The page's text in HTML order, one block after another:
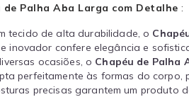
de Palha Aba Larga com Detalhe :
tecido de alta durabilidade, o
inovador confere elegância e
ocasiões, o Chapéu de Palha
perfeitamente às formas do corpo,
precisas garantem um produto